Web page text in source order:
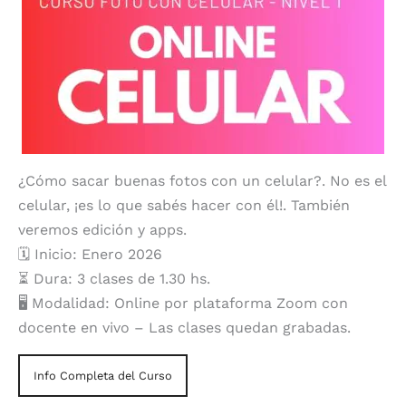
¿Cómo sacar buenas fotos con un celular?. No es el
celular, ¡es lo que sabés hacer con él!. También
veremos edición y apps.
🗓️ Inicio: Enero 2026
⏳ Dura: 3 clases de 1.30 hs.
🖥️ Modalidad: Online por plataforma Zoom con
docente en vivo – Las clases quedan grabadas.
Info Completa del Curso